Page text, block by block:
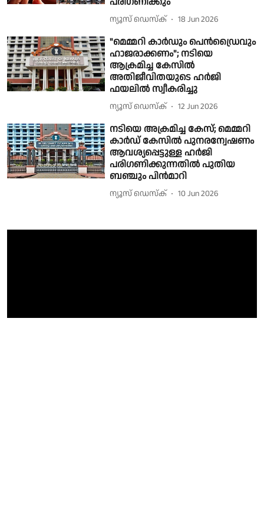
ന്യൂസ് ഡെസ്ക് 18 Jun 2026
"മെമ്മറി കാര്‍ഡും പെന്‍ഡ്രൈവും
ഹാജരാക്കണം"; നടിയെ
ആക്രമിച്ച കേസിൽ
അതിജീവിതയുടെ ഹര്‍ജി
ഫയലില്‍ സ്വീകരിച്ചു
ന്യൂസ് ഡെസ്ക് 12 Jun 2026
നടിയെ അക്രമിച്ച കേസ്; മെമ്മറി
കാർഡ് കേസിൽ പുനരന്വേഷണം
ആവശ്യപ്പെട്ടുള്ള ഹർജി
പരിഗണിക്കുന്നതിൽ പുതിയ
ബഞ്ചും പിൻമാറി
ന്യൂസ് ഡെസ്ക് 10 Jun 2026